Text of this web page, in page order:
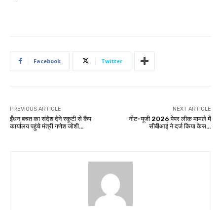
Facebook Twitter
PREVIOUS ARTICLE
ईंधन बचत का संदेश देने स्कूटी से कैंप
कार्यालय पहुंचे मंत्री गणेश जोशी…
NEXT ARTICLE
नीट-यूजी 2026 पेपर लीक मामले में
सीबीआई ने दर्ज किया केस…